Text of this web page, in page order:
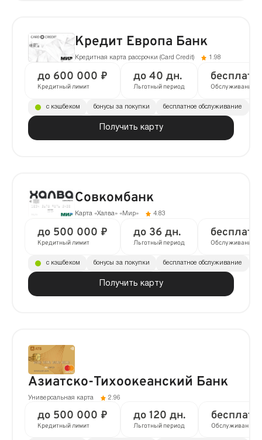
Кредит Европа Банк
Кредитная карта рассрочки (Сard Сredit) 1.98
до 600 000 ₽
Кредитный лимит
до 40 дн.
Льготный период Обслуживание
Получить карту
с кэшбеком бонусы за покупки бесплатное обслуживание
Совкомбанк
Карта «Халва» «Мир» 4.83
до 500 000 ₽
Кредитный лимит
до 36 дн.
Льготный период Обслуживание
Получить карту
с кэшбеком бонусы за покупки бесплатное обслуживание
Азиатско-Тихоокеанский Банк
Универсальная карта 2.96
до 500 000 ₽
Кредитный лимит
до 120 дн.
Льготный период Обслуживание